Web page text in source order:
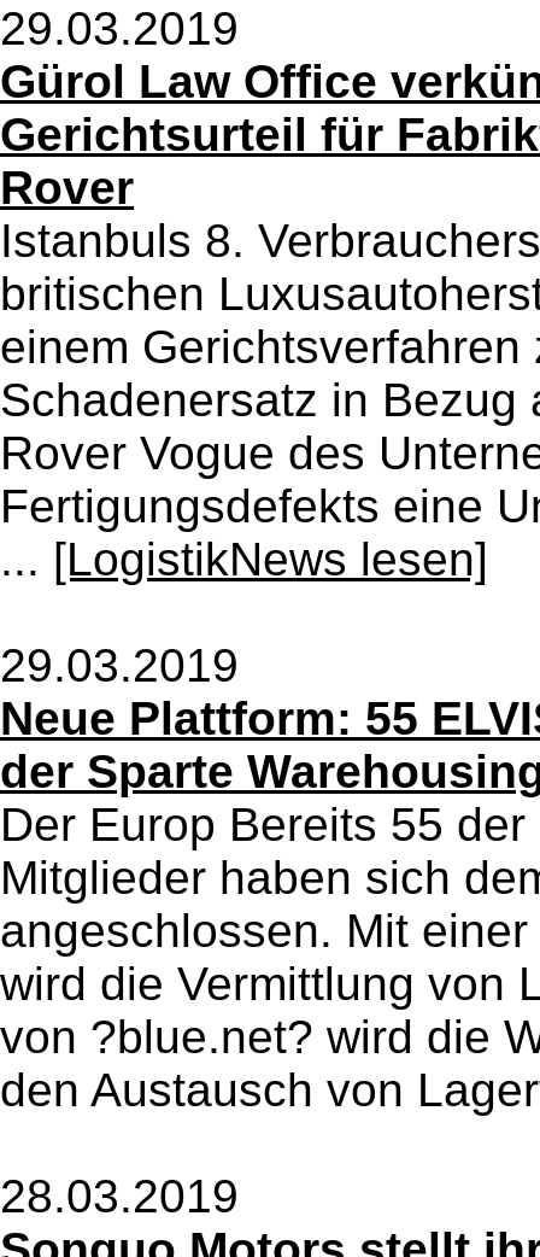
29.03.2019
Gürol Law Office
Gerichtsurteil für
Rover
Istanbuls 8.
britischen
einem
Schadenersatz in Bezug
Rover Vogue des
Fertigungsdefekts eine
... [LogistikNews lesen]
29.03.2019
Neue Plattform: 55
der Sparte
Der Europ Bereits 55
Mitglieder haben sich
angeschlossen. Mit
wird die Vermittlung von
von ?blue.net? wird die
den Austausch von
28.03.2019